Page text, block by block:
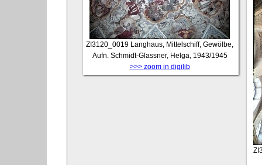
ZI3120_0019 Langhaus, Mittelschiff, Gewölbe,
Aufn. Schmidt-Glassner, Helga, 1943/1945
>>> zoom in digilib